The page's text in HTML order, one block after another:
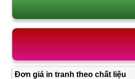
Đơn giá in tranh theo chất liệu